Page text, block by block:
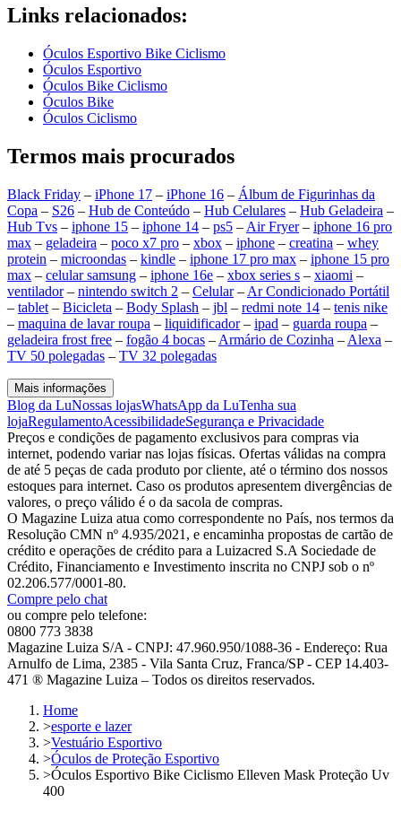
Links relacionados:
Óculos Esportivo Bike Ciclismo
Óculos Esportivo
Óculos Bike Ciclismo
Óculos Bike
Óculos Ciclismo
Termos mais procurados
Black Friday – iPhone 17 – iPhone 16 – Álbum de Figurinhas da
Copa – S26 – Hub de Conteúdo – Hub Celulares – Hub Geladeira –
Hub Tvs – iphone 15 – iphone 14 – ps5 – Air Fryer– iphone 16 pro
max – geladeira – poco x7 pro – xbox – iphone – creatina – whey
protein – microondas – kindle – iphone 17 pro max – iphone 15 pro
max – celular samsung – iphone 16e – xbox series s – xiaomi –
ventilador– nintendo switch 2 – Celular– Ar Condicionado Portátil
– tablet – Bicicleta – Body Splash – jbl – redmi note 14 – tenis nike
– maquina de lavar roupa – liquidificador– ipad – guarda roupa –
geladeira frost free – fogão 4 bocas – Armário de Cozinha – Alexa –
TV 50 polegadas – TV 32 polegadas
Mais informações
Blog da LuNossas lojasWhatsApp da LuTenha sua
lojaRegulamentoAcessibilidadeSegurança e Privacidade
Preços e condições de pagamento exclusivos para compras via
internet, podendo variar nas lojas físicas. Ofertas válidas na compra
de até 5 peças de cada produto por cliente, até o término dos nossos
estoques para internet. Caso os produtos apresentem divergências de
valores, o preço válido é o da sacola de compras.
O Magazine Luiza atua como correspondente no País, nos termos da
Resolução CMN nº 4.935/2021, e encaminha propostas de cartão de
crédito e operações de crédito para a Luizacred S.A Sociedade de
Crédito, Financiamento e Investimento inscrita no CNPJ sob o nº
02.206.577/0001-80.
Compre pelo chat
ou compre pelo telefone:
0800 773 3838
Magazine Luiza S/A - CNPJ: 47.960.950/1088-36 - Endereço: Rua
Arnulfo de Lima, 2385 - Vila Santa Cruz, Franca/SP - CEP 14.403-
471 ® Magazine Luiza – Todos os direitos reservados.
Home
>esporte e lazer
>Vestuário Esportivo
>Óculos de Proteção Esportivo
>Óculos Esportivo Bike Ciclismo Elleven Mask Proteção Uv
400